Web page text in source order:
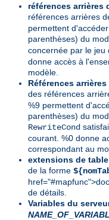
références arrières
références arrières
permettent
parenthèses) du
concernée par le jeu
donne accès à
modèle.
Références
des références
%9 permettent
parenthèses) du
RewriteCond
courant. %0 donne
correspondant au
extensions de
de la forme
de détails.
Variables du